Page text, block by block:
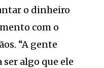
o dinheiro
com o
“A gente
algo que ele